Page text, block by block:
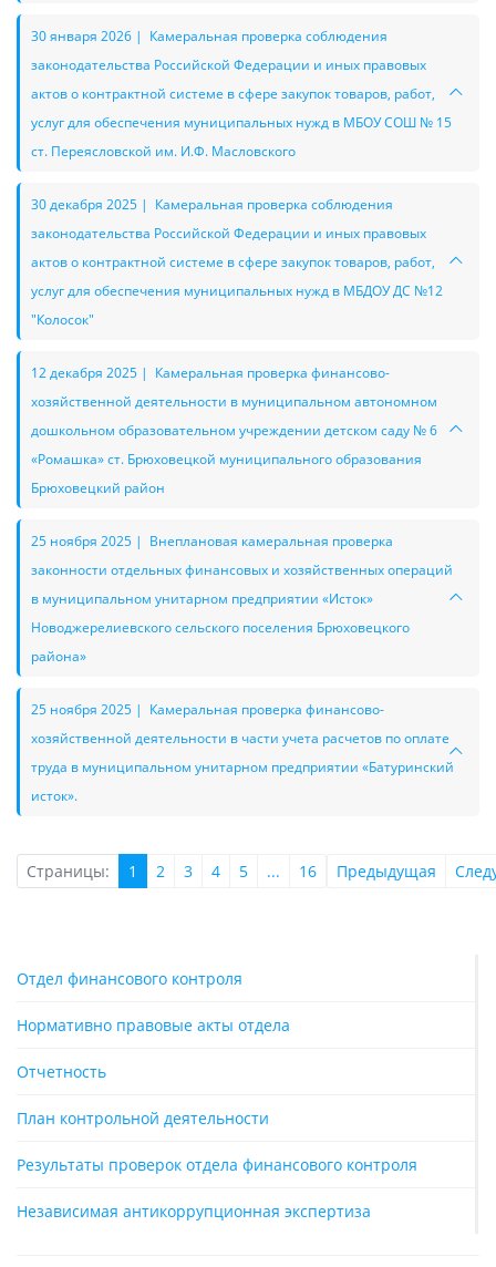
Отдел финансового контроля
Нормативно правовые акты отдела
Отчетность
План контрольной деятельности
Результаты проверок отдела финансового контроля
Независимая антикоррупционная экспертиза
30 января 2026 | Камеральная проверка соблюдения
законодательства Российской Федерации и иных правовых
актов о контрактной системе в сфере закупок товаров, работ,
услуг для обеспечения муниципальных нужд в МБОУ СОШ № 15
ст. Переясловской им. И.Ф. Масловского
30 декабря 2025 | Камеральная проверка соблюдения
законодательства Российской Федерации и иных правовых
актов о контрактной системе в сфере закупок товаров, работ,
услуг для обеспечения муниципальных нужд в МБДОУ ДС №12
"Колосок"
12 декабря 2025 | Камеральная проверка финансово-
хозяйственной деятельности в муниципальном автономном
дошкольном образовательном учреждении детском саду № 6
«Ромашка» ст. Брюховецкой муниципального образования
Брюховецкий район
25 ноября 2025 | Внеплановая камеральная проверка
законности отдельных финансовых и хозяйственных операций
в муниципальном унитарном предприятии «Исток»
Новоджерелиевского сельского поселения Брюховецкого
района»
25 ноября 2025 | Камеральная проверка финансово-
хозяйственной деятельности в части учета расчетов по оплате
труда в муниципальном унитарном предприятии «Батуринский
исток».
Страницы: 1 2 3 4 5 ... 16 Предыдущая